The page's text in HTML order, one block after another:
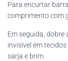
Para encurtar
comprimento com
Em seguida,
invisível em
sarja e brim.